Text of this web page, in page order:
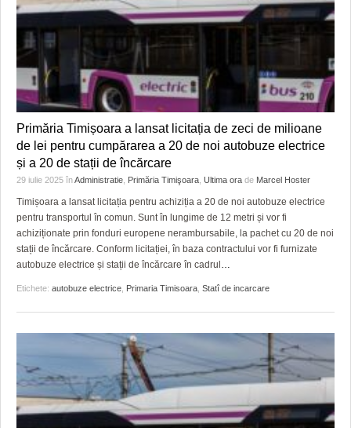
Primăria Timișoara a lansat licitația de zeci de milioane
de lei pentru cumpărarea a 20 de noi autobuze electrice
și a 20 de stații de încărcare
29 iulie 2025 înAdministratie Primăria Timişoara Ultima ora de Marcel Hoster
Timișoara a lansat licitația pentru achiziția a 20 de noi autobuze electrice
pentru transportul în comun. Sunt în lungime de 12 metri și vor fi
achiziționate prin fonduri europene nerambursabile, la pachet cu 20 de noi
stații de încărcare. Conform licitației, în baza contractului vor fi furnizate
autobuze electrice și stații de încărcare în cadrul
Etichete: autobuze electrice Primaria Timisoara Statî de incarcare